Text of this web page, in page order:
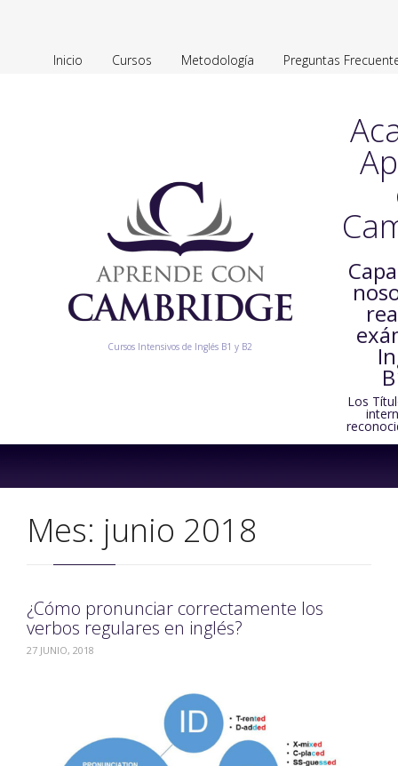
Inicio Cursos Metodología Preguntas
Cursos Intensivos de Inglés B1 y B2
Los
content
Mes: junio 2018
¿Cómo pronunciar correctamente los
verbos regulares en inglés?
27 JUNIO, 2018